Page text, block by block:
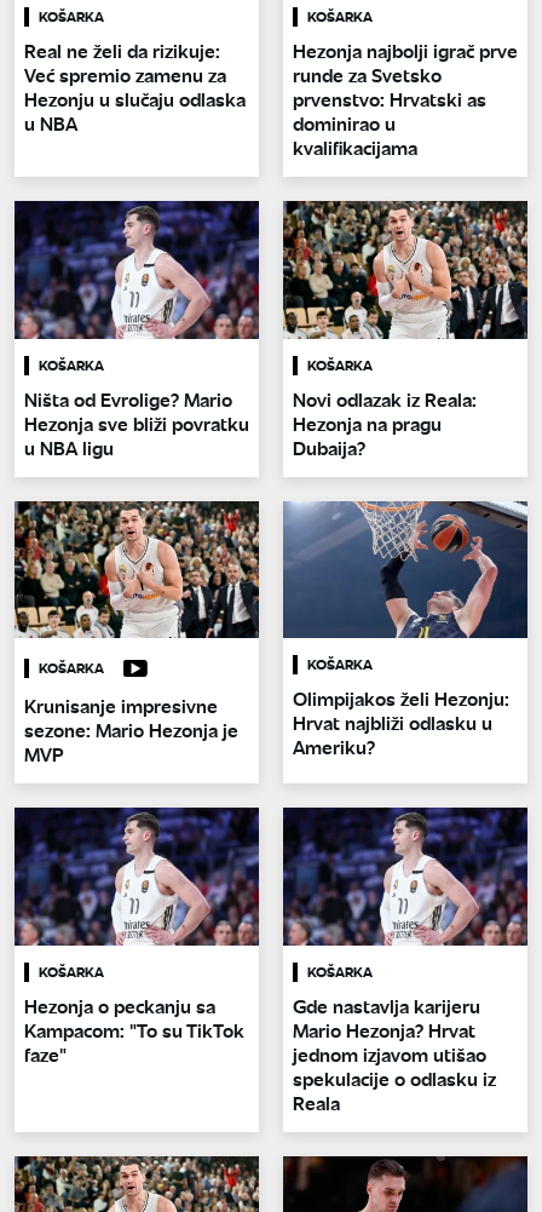
KOŠARKA
Real ne želi da rizikuje:
Već spremio zamenu za
Hezonju u slučaju odlaska
u NBA
KOŠARKA
Hezonja najbolji igrač prve
runde za Svetsko
prvenstvo: Hrvatski as
dominirao u
kvalifikacijama
KOŠARKA
Ništa od Evrolige? Mario
Hezonja sve bliži povratku
u NBA ligu
KOŠARKA
Novi odlazak iz Reala:
Hezonja na pragu
Dubaija?
KOŠARKA
Krunisanje impresivne
sezone: Mario Hezonja je
MVP
KOŠARKA
Olimpijakos želi Hezonju:
Hrvat najbliži odlasku u
Ameriku?
KOŠARKA
Hezonja o peckanju sa
Kampacom: "To su TikTok
faze"
KOŠARKA
Gde nastavlja karijeru
Mario Hezonja? Hrvat
jednom izjavom utišao
spekulacije o odlasku iz
Reala